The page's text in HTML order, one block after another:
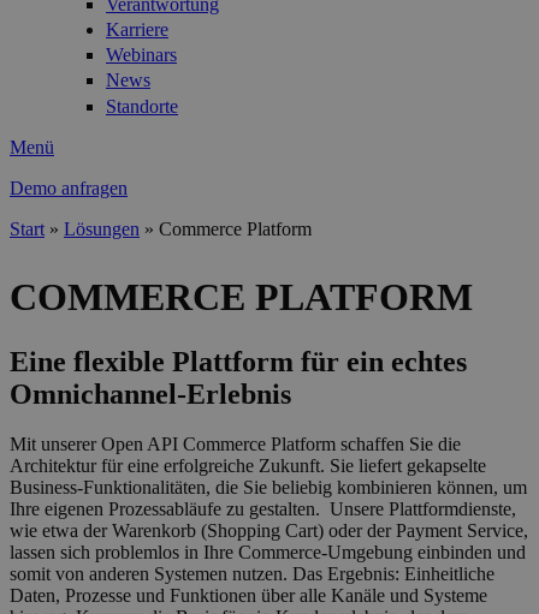
Karriere
Webinars
News
Standorte
Menü
Demo anfragen
Start » Lösungen » Commerce Platform
COMMERCE PLATFORM
Eine flexible Plattform für ein echtes
Omnichannel-Erlebnis
Mit unserer Open API Commerce Platform schaffen Sie die
Architektur für eine erfolgreiche Zukunft. Sie liefert gekapselte
Business-Funktionalitäten, die Sie beliebig kombinieren können, um
Ihre eigenen Prozessabläufe zu gestalten. Unsere Plattformdienste,
wie etwa der Warenkorb (Shopping Cart) oder der Payment Service,
lassen sich problemlos in Ihre Commerce-Umgebung einbinden und
somit von anderen Systemen nutzen. Das Ergebnis: Einheitliche
Daten, Prozesse und Funktionen über alle Kanäle und Systeme